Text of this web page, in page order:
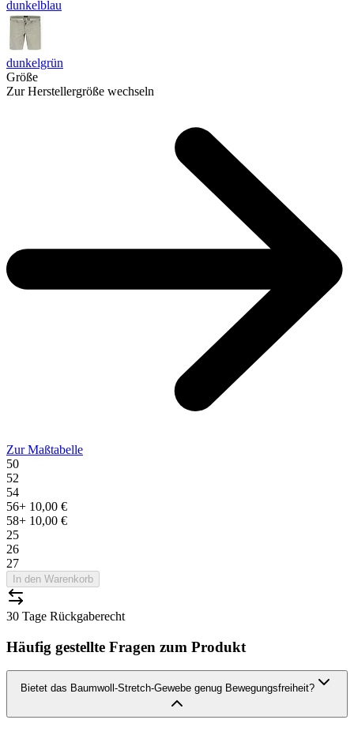
dunkelblau
dunkelgrün
Größe
Zur Herstellergröße wechseln
Zur Maßtabelle
50
52
54
56+ 10,00 €
58+ 10,00 €
25
26
27
In den Warenkorb
30 Tage Rückgaberecht
Häufig gestellte Fragen zum Produkt
Bietet das Baumwoll-Stretch-Gewebe genug Bewegungsfreiheit?